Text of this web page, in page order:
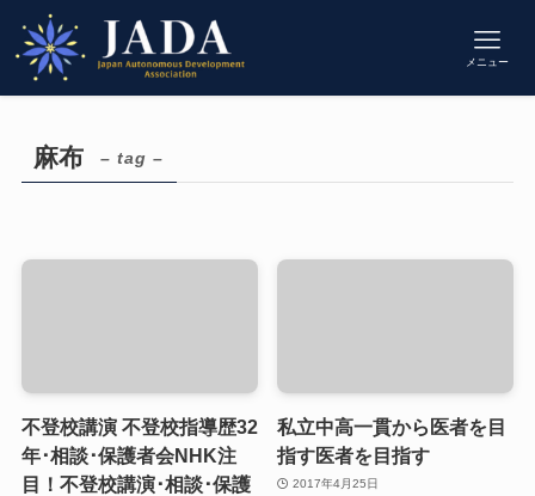
メニュー
麻布 – tag –
不登校講演 不登校指導歴32
年･相談･保護者会NHK注
目！不登校講演･相談･保護
私立中高一貫から医者を目
指す医者を目指す
2017年4月25日